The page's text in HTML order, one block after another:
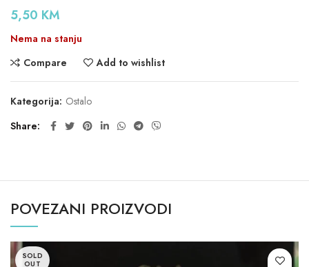
5,50 KM
Nema na stanju
Compare
Add to wishlist
Kategorija: Ostalo
Share
POVEZANI PROIZVODI
SOLD
OUT